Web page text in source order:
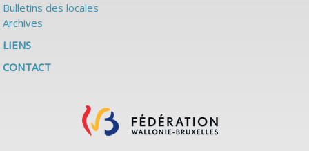
Bulletins des locales
Archives
LIENS
CONTACT